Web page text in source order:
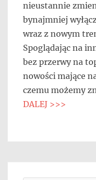
nieustannie
bynajmniej
wraz z nowym
Spoglądając na
bez przerwy na
nowości mające
czemu możemy
DALEJ >>>